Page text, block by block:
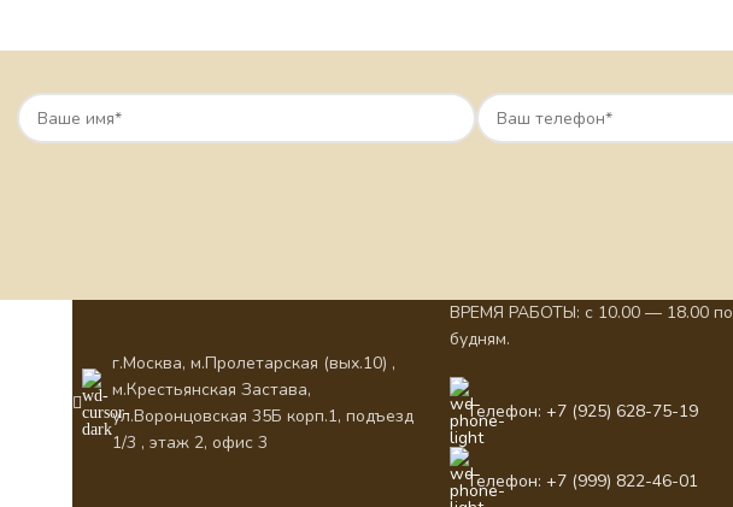
г.Москва, м.Пролетарская (вых.10) ,
м.Крестьянская Застава,
ул.Воронцовская 35Б корп.1, подъезд
1/3 , этаж 2, офис 3
ВРЕМЯ РАБОТЫ: с 10.00 — 18.00 по
будням.
Телефон: +7 (925) 628-75-19
Телефон: +7 (999) 822-46-01